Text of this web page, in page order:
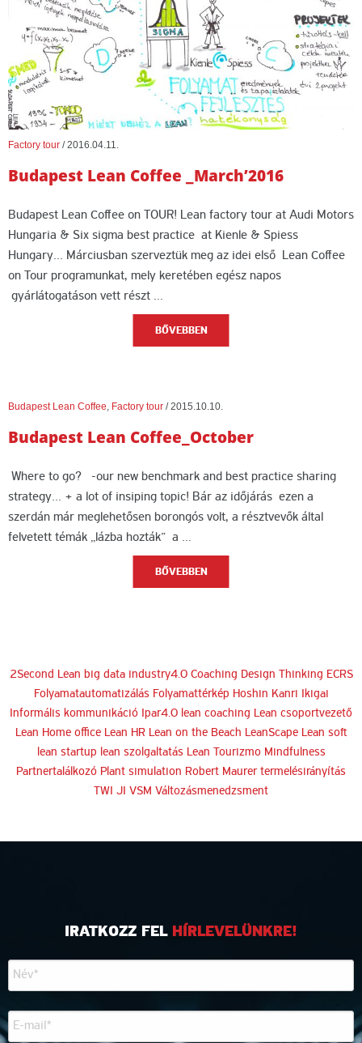
Factory tour /2016.04.11.
Budapest Lean Coffee _March’2016
Budapest Lean Coffee on TOUR! Lean factory tour at Audi Motors
Hungaria & Six sigma best practice at Kienle & Spiess
Hungary… Márciusban szerveztük meg az idei első Lean Coffee
on Tour programunkat, mely keretében egész napos
gyárlátogatáson vett részt …
BŐVEBBEN
Budapest Lean Coffee, Factory tour /2015.10.10.
Budapest Lean Coffee_October
Where to go? -our new benchmark and best practice sharing
strategy… + a lot of insiping topic! Bár az időjárás ezen a
szerdán már meglehetősen borongós volt, a résztvevők által
felvetett témák „lázba hozták” a …
BŐVEBBEN
2Second Lean big data industry4.0 Coaching Design Thinking ECRS
Folyamatautomatizálás Folyamattérkép Hoshin Kanri Ikigai
Informális kommunikáció Ipar4.0 lean coaching Lean csoportvezető
Lean Home office Lean HR Lean on the Beach LeanScape Lean soft
lean startup lean szolgaltatás Lean Tourizmo Mindfulness
Partnertalálkozó Plant simulation Robert Maurer termelésirányítás
TWI JI VSM Változásmenedzsment
IRATKOZZ FEL HÍRLEVELÜNKRE!